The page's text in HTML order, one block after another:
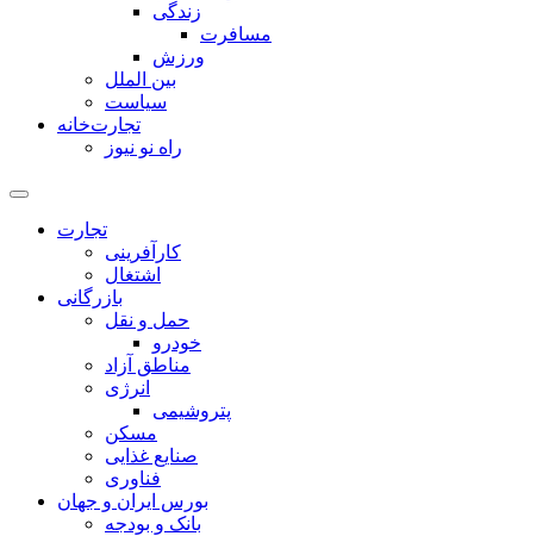
زندگی
مسافرت
ورزش
بین الملل
سیاست
تجارت‌خانه
راه نو نیوز
تجارت
کارآفرینی
اشتغال
بازرگانی
حمل و نقل
خودرو
مناطق آزاد
انرژی
پتروشیمی
مسکن
صنایع غذایی
فناوری
بورس ایران و جهان
بانک و بودجه